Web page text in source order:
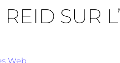
SUR
Web